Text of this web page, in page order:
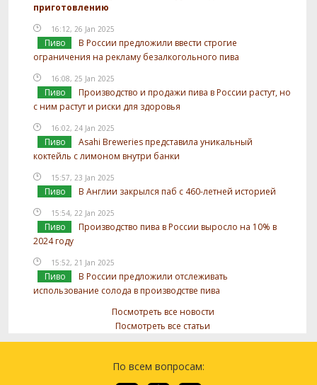
приготовлению
16:12, 26 Jan 2025
Пиво
В России предложили ввести строгие
ограничения на рекламу безалкогольного пива
16:08, 25 Jan 2025
Пиво
Производство и продажи пива в России растут, но
с ним растут и риски для здоровья
16:02, 24 Jan 2025
Пиво
Asahi Breweries представила уникальный
коктейль с лимоном внутри банки
15:57, 23 Jan 2025
Пиво В Англии закрылся паб с 460-летней историей
15:54, 22 Jan 2025
Пиво
Производство пива в России выросло на 10% в
2024 году
15:52, 21 Jan 2025
Пиво
В России предложили отслеживать
использование солода в производстве пива
Посмотреть все новости
Посмотреть все статьи
По всем вопросам: